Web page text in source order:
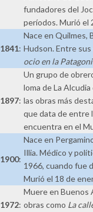
fundadores del
períodos. Murió el
1841:
Nace en Quilmes,
Hudson. Entre
ocio en la
1897:
Un grupo de
loma de La
las obras más
que data de entre
encuentra en el
1900:
Nace en
Illia. Médico y
1966, cuando fue
Murió el 18 de
1972:
Muere en Buenos
obras como La